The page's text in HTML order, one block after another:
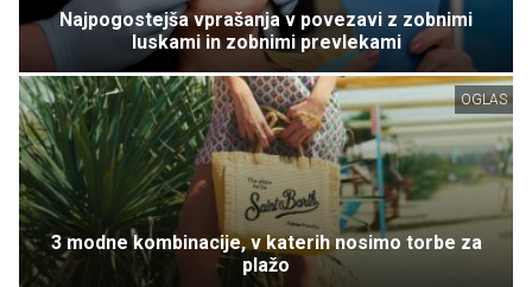
Najpogostejša vprašanja v povezavi z zobnimi
luskami in zobnimi prevlekami
OGLAS
3 modne kombinacije, v katerih nosimo torbe za
plažo